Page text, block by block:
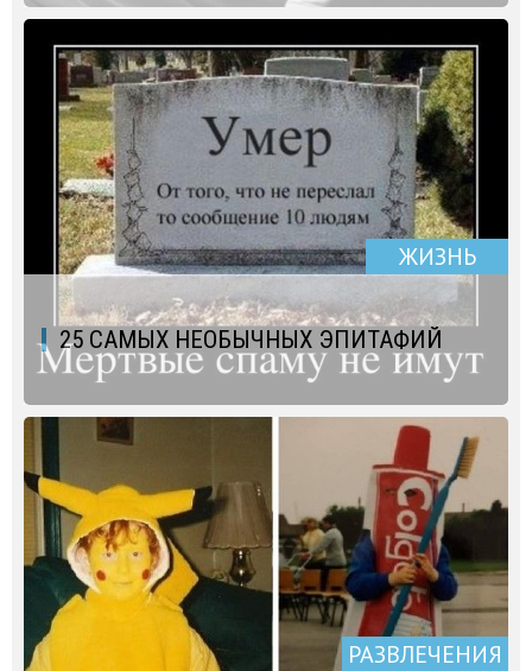
ЖИЗНЬ
25 САМЫХ НЕОБЫЧНЫХ ЭПИТАФИЙ
РАЗВЛЕЧЕНИЯ